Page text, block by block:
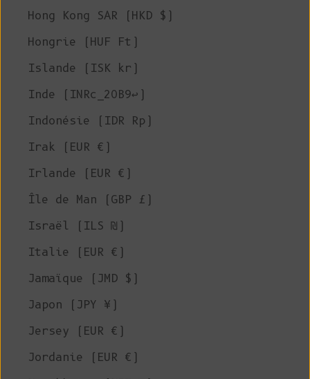
Hong Kong SAR (HKD $)
Hongrie (HUF Ft)
Islande (ISK kr)
Inde (INRc_20B9↩)
Indonésie (IDR Rp)
Irak (EUR €)
Irlande (EUR €)
Île de Man (GBP £)
Israël (ILS ₪)
Italie (EUR €)
Jamaïque (JMD $)
Japon (JPY ¥)
Jersey (EUR €)
Jordanie (EUR €)